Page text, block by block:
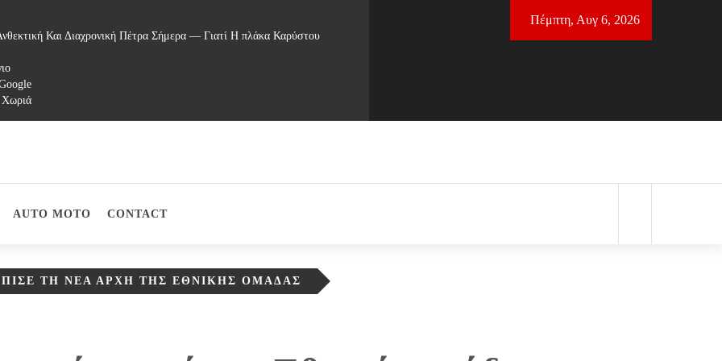
Και Διαχρονική Πέτρα Σήμερα — Γιατί Η πλάκα Καρύστου
Πέμπτη, Αυγ 6, 2026
AUTO MOTO CONTACT
ΤΗ ΝΈΑ ΑΡΧΉ ΤΗΣ ΕΘΝΙΚΉΣ ΟΜΆΔΑΣ